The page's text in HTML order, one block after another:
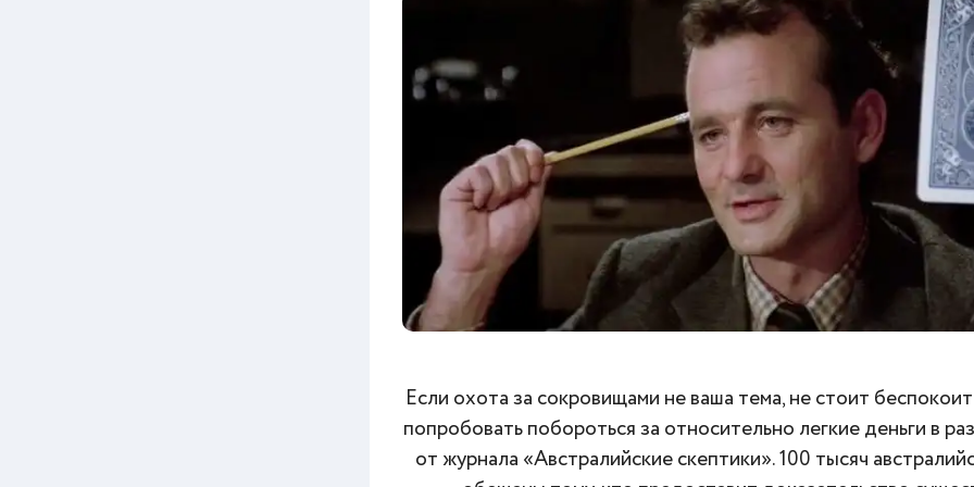
Если охота за сокровищами не ваша тема, не стоит
попробовать побороться за относительно легкие деньги в
от журнала «Австралийские скептики». 100 тысяч